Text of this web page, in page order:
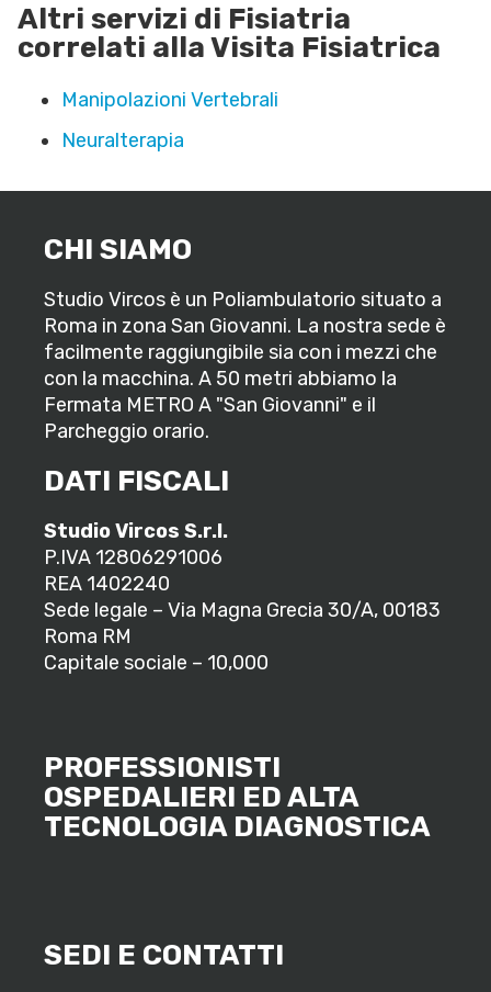
Altri servizi di Fisiatria
correlati alla Visita Fisiatrica
Manipolazioni Vertebrali
Neuralterapia
CHI SIAMO
Studio Vircos è un Poliambulatorio situato a
Roma in zona San Giovanni. La nostra sede è
facilmente raggiungibile sia con i mezzi che
con la macchina. A 50 metri abbiamo la
Fermata METRO A "San Giovanni" e il
Parcheggio orario.
DATI FISCALI
Studio Vircos S.r.l.
P.IVA 12806291006
REA 1402240
Sede legale – Via Magna Grecia 30/A, 00183
Roma RM
Capitale sociale – 10,000
PROFESSIONISTI
OSPEDALIERI ED ALTA
TECNOLOGIA DIAGNOSTICA
SEDI E CONTATTI